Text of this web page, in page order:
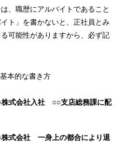
、職歴にアルバイトであること
ト」を書かないと、正社員とみ
可能性がありますから、必ず記
本的な書き方
式会社入社 ○○支店総務課に配
式会社 一身上の都合により退